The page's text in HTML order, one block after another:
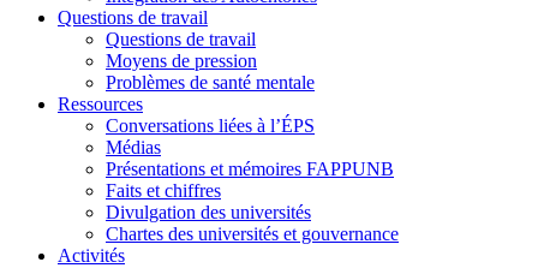
Questions de travail
Questions de travail
Moyens de pression
Problèmes de santé mentale
Ressources
Conversations liées à l’ÉPS
Médias
Présentations et mémoires FAPPUNB
Faits et chiffres
Divulgation des universités
Chartes des universités et gouvernance
Activités